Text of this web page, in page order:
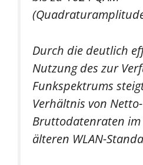
Durch die deutlich
Nutzung des zur
Funkspektrums
Verhältnis von
Bruttodatenraten im
älteren WLAN-